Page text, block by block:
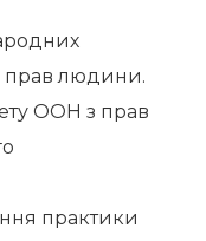
прав людини.
ООН з прав
практики